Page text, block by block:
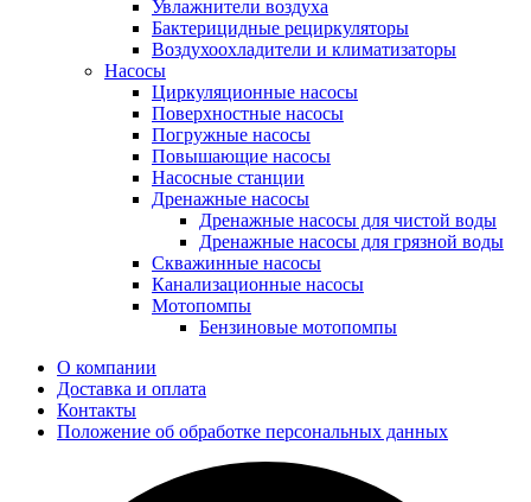
Увлажнители воздуха
Бактерицидные рециркуляторы
Воздухоохладители и климатизаторы
Насосы
Циркуляционные насосы
Поверхностные насосы
Погружные насосы
Повышающие насосы
Насосные станции
Дренажные насосы
Дренажные насосы для чистой воды
Дренажные насосы для грязной воды
Скважинные насосы
Канализационные насосы
Мотопомпы
Бензиновые мотопомпы
О компании
Доставка и оплата
Контакты
Положение об обработке персональных данных